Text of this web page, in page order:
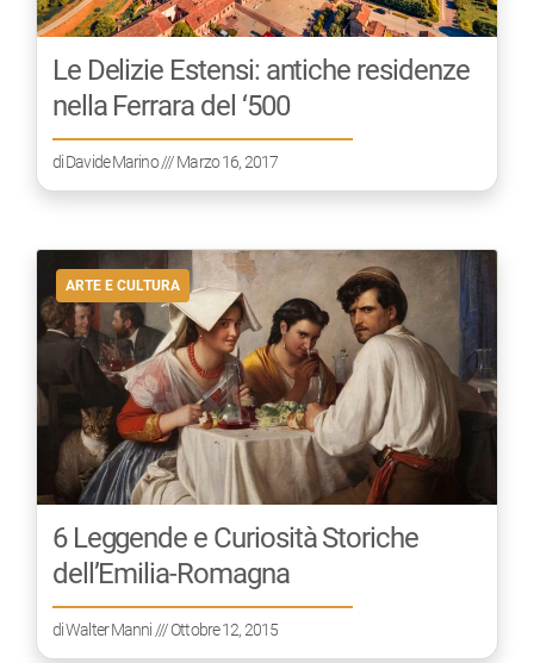
Le Delizie Estensi: antiche residenze
nella Ferrara del ‘500
diDavide Marino/// Marzo 16, 2017
ARTE E CULTURA
6 Leggende e Curiosità Storiche
dell’Emilia-Romagna
diWalter Manni /// Ottobre 12, 2015